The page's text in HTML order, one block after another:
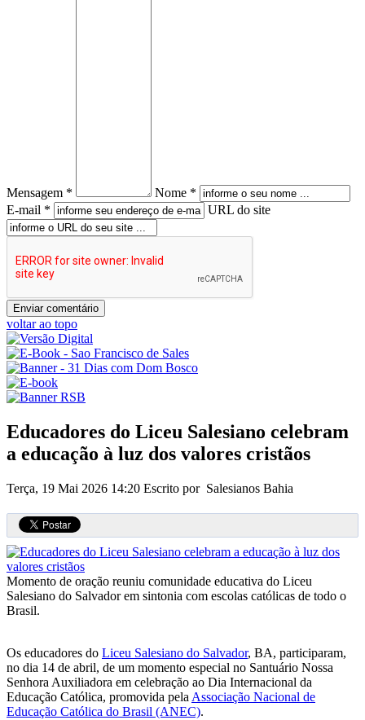
Mensagem *
Nome *
E-mail *
URL do site
voltar ao topo
Educadores do Liceu Salesiano celebram
a educação à luz dos valores cristãos
Terça, 19 Mai 2026 14:20 Escrito por Salesianos Bahia
Momento de oração reuniu comunidade educativa do Liceu
Salesiano do Salvador em sintonia com escolas católicas de todo o
Brasil.
Os educadores do Liceu Salesiano do Salvador, BA, participaram,
no dia 14 de abril, de um momento especial no Santuário Nossa
Senhora Auxiliadora em celebração ao Dia Internacional da
Educação Católica, promovida pela Associação Nacional de
Educação Católica do Brasil (ANEC).